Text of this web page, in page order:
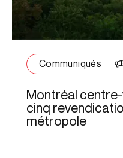
Communiqués
Montréal
cinq
métropole